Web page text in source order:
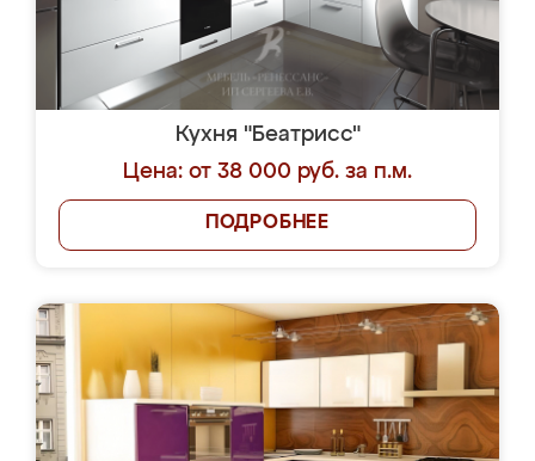
Кухня "Беатрисс"
Цена: от 38 000 руб. за п.м.
ПОДРОБНЕЕ